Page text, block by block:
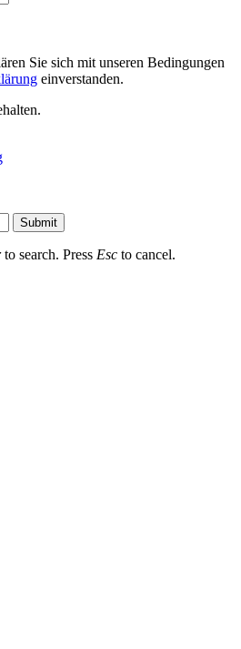
Sie sich mit unseren Bedingungen
einverstanden.
Submit
to search. Press Esc to cancel.